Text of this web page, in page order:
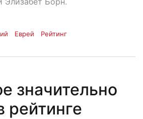
Еврей Рейтинг
значительно
рейтинге